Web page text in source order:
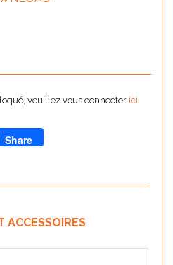
veuillez vous connecter ici
Share
ACCESSOIRES